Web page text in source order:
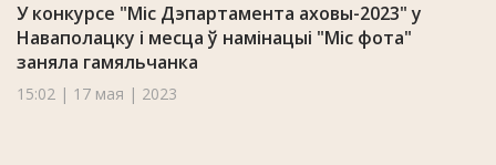
У конкурсе "Міс Дэпартамента аховы-2023" у
Наваполацку i месца ў намінацыі "Міс фота"
заняла гамяльчанка
15:02 | 17 мая | 2023